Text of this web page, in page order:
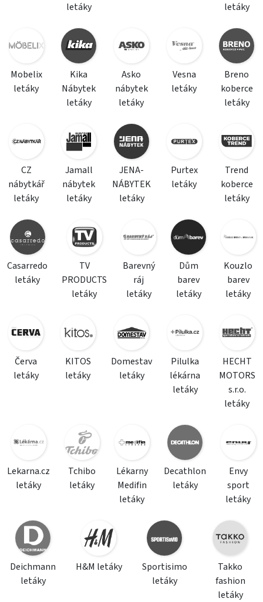
letáky
letáky
Mobelix
letáky
Kika
Nábytek
letáky
Asko
nábytek
letáky
Vesna
letáky
Breno
koberce
letáky
CZ
nábytkář
letáky
Jamall
nábytek
letáky
JENA-
NÁBYTEK
letáky
Purtex
letáky
Trend
koberce
letáky
Casarredo
letáky
TV
PRODUCTS
letáky
Barevný
ráj
letáky
Dům
barev
letáky
Kouzlo
barev
letáky
Červa
letáky
KITOS
letáky
Domestav
letáky
Pilulka
lékárna
letáky
HECHT
MOTORS
s.r.o.
letáky
Lekarna.cz
letáky
Tchibo
letáky
Lékarny
Medifin
letáky
Decathlon
letáky
Envy
sport
letáky
Deichmann
letáky
H&M letáky
Sportisimo
letáky
Takko
fashion
letáky